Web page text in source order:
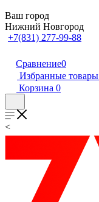
Ваш город
Нижний Новгород
+7(831) 277-99-88
Сравнение0
Избранные товары
Корзина 0
<